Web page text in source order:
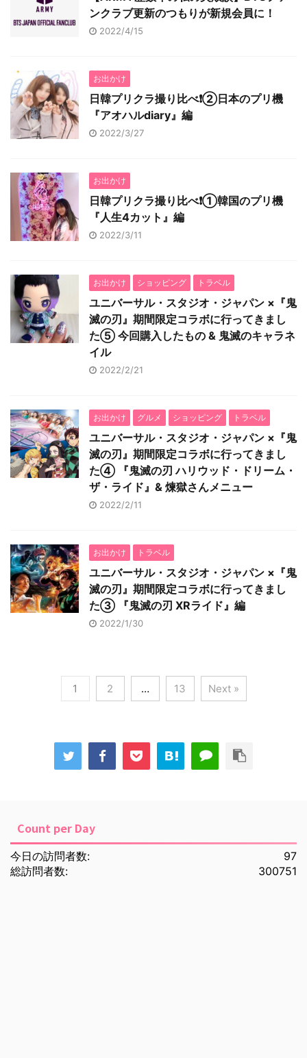
ンクラブ更新のつもりが新規会員に！
2022/4/15
お出かけ
日韓プリクラ撮り比べ❗️②日本のプリ機
『アオハルdiary』編
2022/3/27
お出かけ
日韓プリクラ撮り比べ❗️①韓国のプリ機
『人生4カット』編
2022/3/11
お出かけ ショッピング トラベル
ユニバーサル・スタジオ・ジャパン ×『鬼
滅の刃』期間限定コラボに行ってきまし
た⑤ 今回購入したもの & 鬼滅のキャラネ
イル
2022/2/21
お出かけ グルメ ショッピング トラベル
ユニバーサル・スタジオ・ジャパン ×『鬼
滅の刃』期間限定コラボに行ってきまし
た④ 『鬼滅の刃 ハリウッド・ドリーム・
ザ・ライド』& 煉獄さんメニュー
2022/2/11
お出かけ トラベル
ユニバーサル・スタジオ・ジャパン ×『鬼
滅の刃』期間限定コラボに行ってきまし
た③ 『鬼滅の刃 XRライド』編
2022/1/30
1 2 … 13 Next »
Count per Day
97
今日の訪問者数:
300751
総訪問者数: